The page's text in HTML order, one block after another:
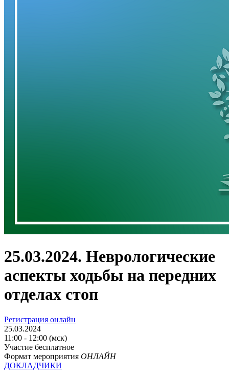
25.03.2024. Неврологические
аспекты ходьбы на передних
отделах стоп
Регистрация онлайн
25.03.2024
11:00 - 12:00 (мск)
Участие бесплатное
Формат мероприятия ОНЛАЙН
ДОКЛАДЧИКИ